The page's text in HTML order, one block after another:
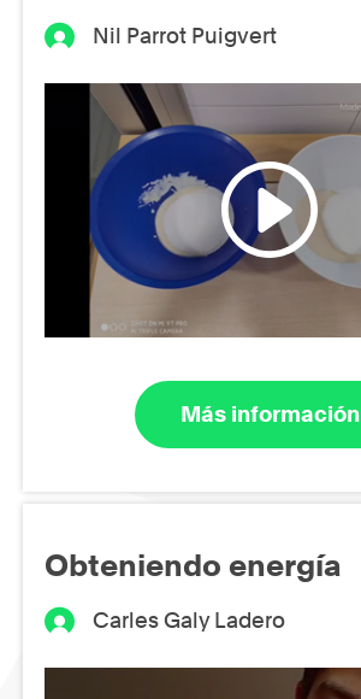
Nil Parrot Puigvert
Más información
Obteniendo energía
Carles Galy Ladero